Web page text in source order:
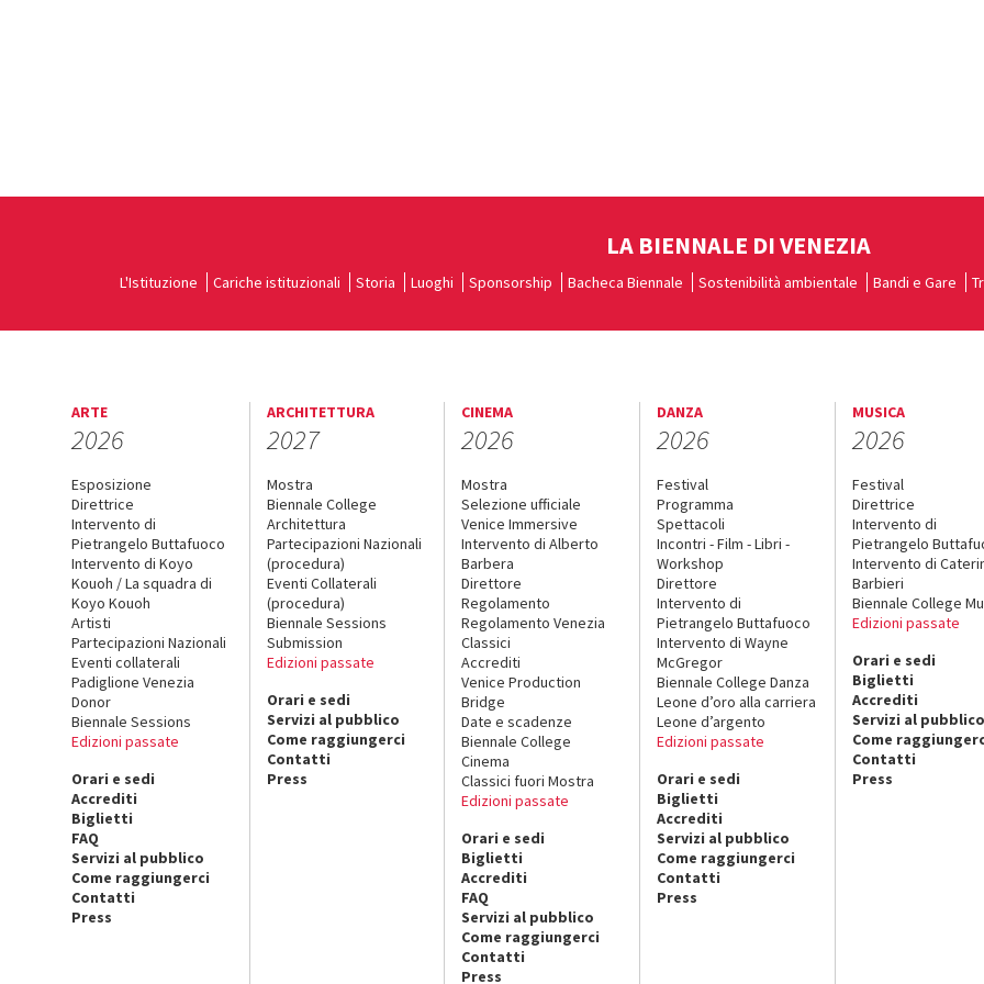
LA BIENNALE DI VENEZIA
L'Istituzione Cariche istituzionali Storia Luoghi Sponsorship Bacheca Biennale Sostenibilità ambientale Bandi e Gare
ARTE
2026
Esposizione
Direttrice
Intervento di
Pietrangelo Buttafuoco
Intervento di Koyo
Kouoh / La squadra di
Koyo Kouoh
Artisti
Partecipazioni Nazionali
Eventi collaterali
Padiglione Venezia
Donor
Biennale Sessions
Edizioni passate
Orari e sedi
Accrediti
Biglietti
FAQ
Servizi al pubblico
Come raggiungerci
Contatti
Press
ARCHITETTURA
2027
Mostra
Biennale College
Architettura
Partecipazioni Nazionali
(procedura)
Eventi Collaterali
(procedura)
Biennale Sessions
Submission
Edizioni passate
Orari e sedi
Servizi al pubblico
Come raggiungerci
Contatti
Press
CINEMA
2026
Mostra
Selezione ufficiale
Venice Immersive
Intervento di Alberto
Barbera
Direttore
Regolamento
Regolamento Venezia
Classici
Accrediti
Venice Production
Bridge
Date e scadenze
Biennale College
Cinema
Classici fuori Mostra
Edizioni passate
Orari e sedi
Biglietti
Accrediti
FAQ
Servizi al pubblico
Come raggiungerci
Contatti
Press
DANZA
2026
Festival
Programma
Spettacoli
Incontri - Film - Libri -
Workshop
Direttore
Intervento di
Pietrangelo Buttafuoco
Intervento di Wayne
McGregor
Biennale College Danza
Leone d’oro alla carriera
Leone d’argento
Edizioni passate
Orari e sedi
Biglietti
Accrediti
Servizi al pubblico
Come raggiungerci
Contatti
Press
MUSICA
2026
Festival
Direttrice
Intervento di
Pietrangelo
Intervento di
Barbieri
Biennale College
Edizioni passate
Orari e sedi
Biglietti
Accrediti
Servizi al pubblico
Come
Contatti
Press